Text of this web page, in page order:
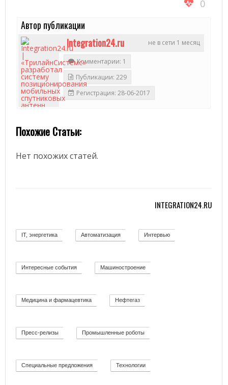
0
Автор публикации
не в сети 1 месяц
Integration24.ru
Комментарии: 1
Публикации: 229
Регистрация: 28-06-2017
Похожие Статьи:
Нет похожих статей.
INTEGRATION24.RU
IT, энергетика Автоматизация Интервью
Интересные события Машиностроение
Медицина и фармацевтика Нефтегаз
Пресс-релизы Промышленные роботы
Специальные предложения Технологии